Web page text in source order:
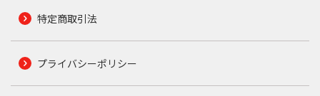
特定商取引法
プライバシーポリシー